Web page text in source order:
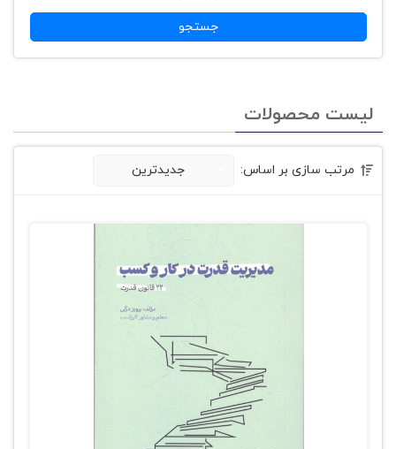
جستجو
لیست محصولات
مرتب سازی بر اساس: جدیدترین